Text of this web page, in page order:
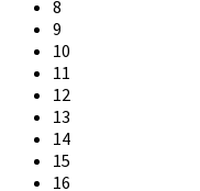
8
9
10
11
12
13
14
15
16